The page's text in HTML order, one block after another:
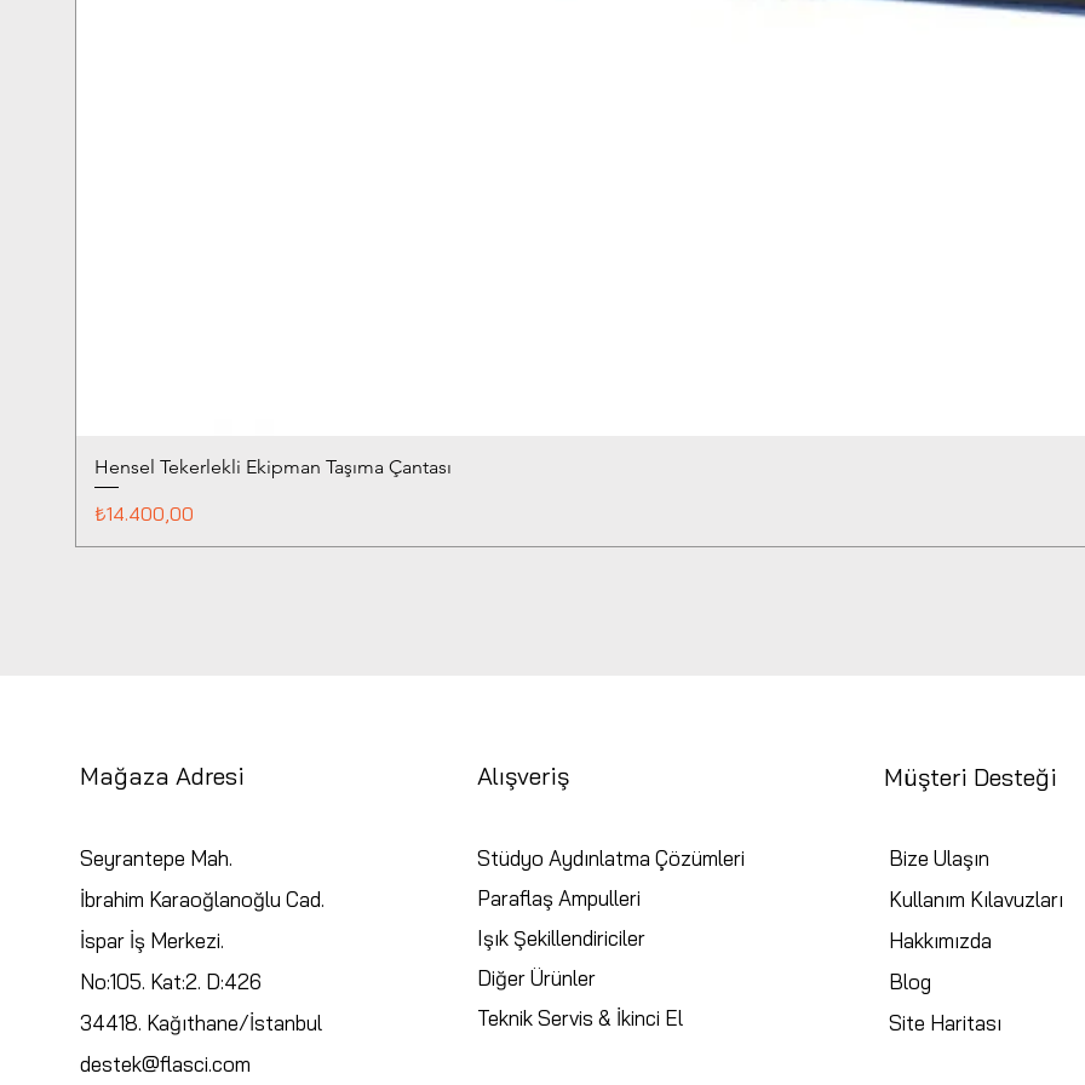
Hensel Tekerlekli Ekipman Taşıma Çantası
Fiyat
₺14.400,00
Mağaza Adresi
Seyrantepe Mah.
İbrahim Karaoğlanoğlu Cad.
İspar İş Merkezi.
No:105. Kat:2. D:426
34418. Kağıthane/İstanbul
destek@flasci.com
Alışveriş
Stüdyo Aydınlatma Çözümleri
Paraflaş Ampulleri
Işık Şekillendiriciler
Diğer Ürünler
Teknik Servis & İkinci El
Müşteri Desteği
Bize Ulaşın
Kullanım Kılavuzları
Hakkımızda
Blog
Site Haritası